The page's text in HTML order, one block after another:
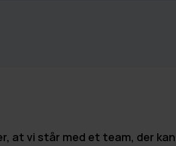
at vi står med et team, der